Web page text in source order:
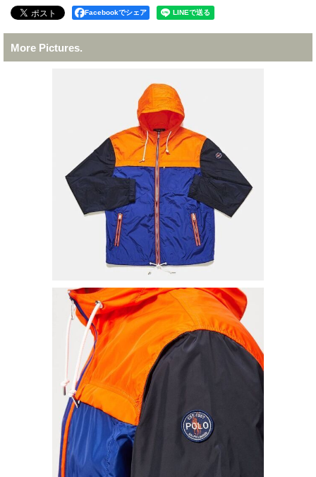
Facebookでシェア
More Pictures.